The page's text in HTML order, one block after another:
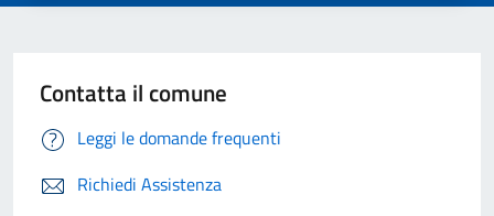
Contatta il comune
Leggi le domande frequenti
Richiedi Assistenza